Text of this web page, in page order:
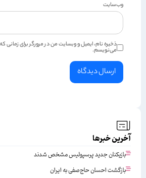
وب‌سایت
ذخیره نام، ایمیل و وبسایت من در مرورگر برای زمانی که
می‌نویسم.
آخرین خبرها
بازیکنان جدید پرسپولیس مشخص شدند
بازگشت احسان حاج‌صفی به ایران